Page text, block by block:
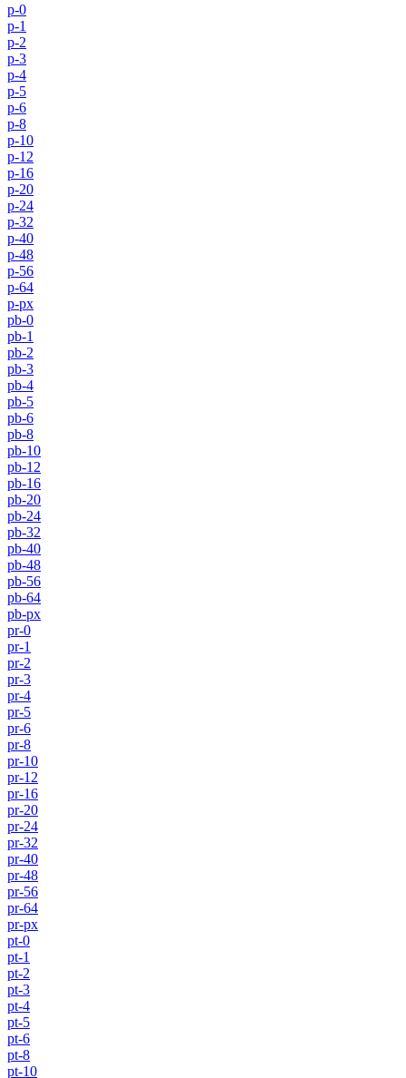
p-0
p-1
p-2
p-3
p-4
p-5
p-6
p-8
p-10
p-12
p-16
p-20
p-24
p-32
p-40
p-48
p-56
p-64
p-px
pb-0
pb-1
pb-2
pb-3
pb-4
pb-5
pb-6
pb-8
pb-10
pb-12
pb-16
pb-20
pb-24
pb-32
pb-40
pb-48
pb-56
pb-64
pb-px
pr-0
pr-1
pr-2
pr-3
pr-4
pr-5
pr-6
pr-8
pr-10
pr-12
pr-16
pr-20
pr-24
pr-32
pr-40
pr-48
pr-56
pr-64
pr-px
pt-0
pt-1
pt-2
pt-3
pt-4
pt-5
pt-6
pt-8
pt-10